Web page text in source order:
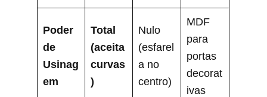
Poder
de
Usinag
em
Total
(aceita
curvas
)
Nulo
(esfarel
a no
centro)
MDF
para
portas
decorat
ivas